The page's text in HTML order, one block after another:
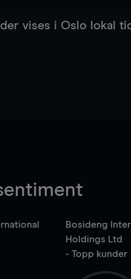
vises i Oslo lokal
Bosideng
Holdings Ltd
- Topp kunder